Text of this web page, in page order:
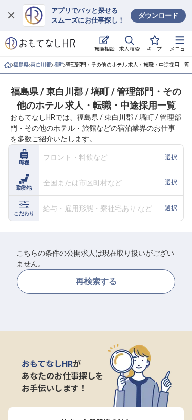
アプリでパッと探せる
スムーズにお仕事探し！
ダウンロード
転職相談 求人検索 キープ メニュー
ログイン
求人・施設を探す
就職・転職 合同説明会
おもてなしHRについて
ご利用の流れ
よくある質問
ホテル・宿泊業界情報コラム
福島県 東白川郡 塙町 管理部門・その他のホテル 求人・転職・中途採用一覧
福島県 / 東白川郡 / 塙町 / 管理部門・その
他のホテル 求人・転職・中途採用一覧
おもてなしHRでは、福島県 / 東白川郡 / 塙町 / 管理部
門・その他のホテル・旅館などの宿泊業界のお仕事
を多数ご紹介いたします。
職種
フロント・料飲など 選択
勤務地
全国または市区町村など 選択
こだわり
給与・雇用形態・寮社宅あり など 選択
こちらの条件の公開求人は現在取り扱いがござい
ません。
再検索する
おもてなしHRが
あなたのお仕事探しを
お手伝いします！